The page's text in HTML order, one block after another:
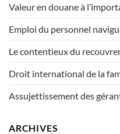
Valeur en douane à
Emploi du personnel
Le contentieux du
Droit international de la
Assujettissement des
ARCHIVES